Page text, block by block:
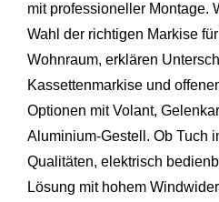
mit professioneller Montage.
Wahl der richtigen Markise
Wohnraum, erklären
Kassettenmarkise und
Optionen mit Volant,
Aluminium‑Gestell. Ob Tuch
Qualitäten, elektrisch
Lösung mit hohem